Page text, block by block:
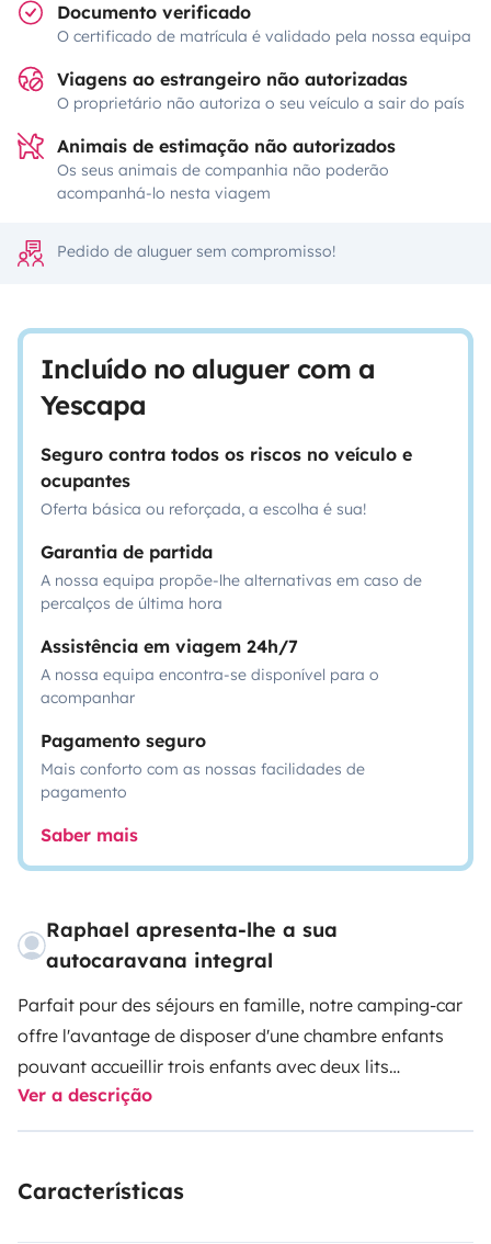
Documento verificado
O certificado de matrícula é validado pela nossa equipa
Viagens ao estrangeiro não autorizadas
O proprietário não autoriza o seu veículo a sair do país
Animais de estimação não autorizados
Os seus animais de companhia não poderão
acompanhá-lo nesta viagem
Pedido de aluguer sem compromisso!
Incluído no aluguer com a
Yescapa
Seguro contra todos os riscos no veículo e
ocupantes
Oferta básica ou reforçada, a escolha é sua!
Garantia de partida
A nossa equipa propõe-lhe alternativas em caso de
percalços de última hora
Assistência em viagem 24h/7
A nossa equipa encontra-se disponível para o
acompanhar
Pagamento seguro
Mais conforto com as nossas facilidades de
pagamento
Saber mais
Raphael apresenta-lhe a sua
autocaravana integral
Parfait pour des séjours en famille, notre camping-car
offre l'avantage de disposer d'une chambre enfants
pouvant accueillir trois enfants avec deux lits
superposés et un lit dinette.
La chambre est séparée de l'espace de vie (cuisine,
séparés). Le camping-car est équipé d'un porte-vélos
Ver a descrição
Características